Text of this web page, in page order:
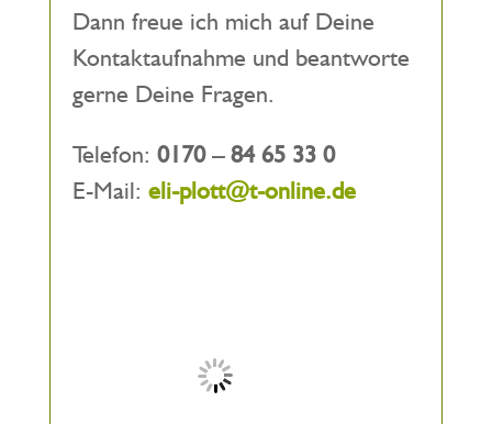
Dann freue ich mich auf Deine
Kontaktaufnahme und beantworte
gerne Deine Fragen.
Telefon: 0170 – 84 65 33 0
E-Mail: eli-plott@t-online.de